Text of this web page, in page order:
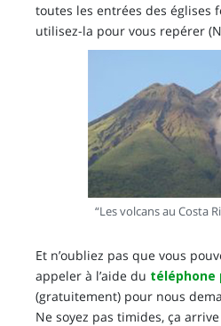
toutes les entrées des églises
utilisez-la pour vous repérer
“Les volcans au Costa
Et n’oubliez pas que vous
appeler à l’aide du téléphone
(gratuitement) pour nous
Ne soyez pas timides, ça